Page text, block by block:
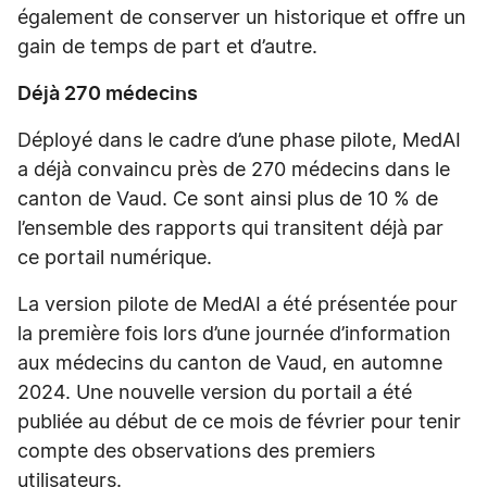
également de conserver un historique et offre un
gain de temps de part et d’autre.
Déjà 270 médecins
Déployé dans le cadre d’une phase pilote, MedAI
a déjà convaincu près de 270 médecins dans le
canton de Vaud. Ce sont ainsi plus de 10 % de
l’ensemble des rapports qui transitent déjà par
ce portail numérique.
La version pilote de MedAI a été présentée pour
la première fois lors d’une journée d’information
aux médecins du canton de Vaud, en automne
2024. Une nouvelle version du portail a été
publiée au début de ce mois de février pour tenir
compte des observations des premiers
utilisateurs.